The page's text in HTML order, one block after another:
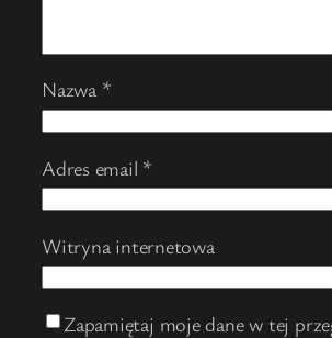
Nazwa *
Adres email *
Witryna internetowa
Zapamiętaj moje dane w tej